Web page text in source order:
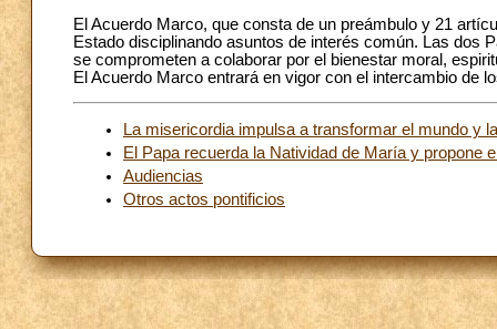
El Acuerdo Marco, que consta de un preámbulo y 21
Estado disciplinando asuntos de interés común. Las dos
se comprometen a colaborar por el bienestar moral,
El Acuerdo Marco entrará en vigor con el intercambio de
La misericordia impulsa a transformar el mundo y
El Papa recuerda la Natividad de María y propone
Audiencias
Otros actos pontificios